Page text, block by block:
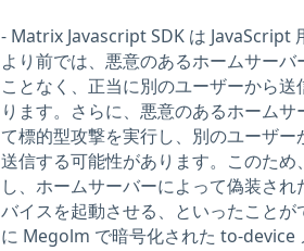
- Matrix Javascript SDK は JavaScript
より前では、悪意のあるホームサー
ことなく、正当に別のユーザーから
ります。さらに、悪意のあるホーム
て標的型攻撃を実行し、別のユーザ
送信する可能性があります。このた
し、ホームサーバーによって偽装さ
バイスを起動させる、といったこと
に Megolm で暗号化された to-device